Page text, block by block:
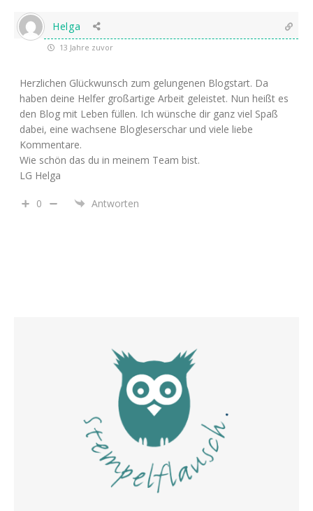
Helga
13 Jahre zuvor
Herzlichen Glückwunsch zum gelungenen Blogstart. Da
haben deine Helfer großartige Arbeit geleistet. Nun heißt es
den Blog mit Leben füllen. Ich wünsche dir ganz viel Spaß
dabei, eine wachsene Blogleserschar und viele liebe
Kommentare.
Wie schön das du in meinem Team bist.
LG Helga
0 Antworten